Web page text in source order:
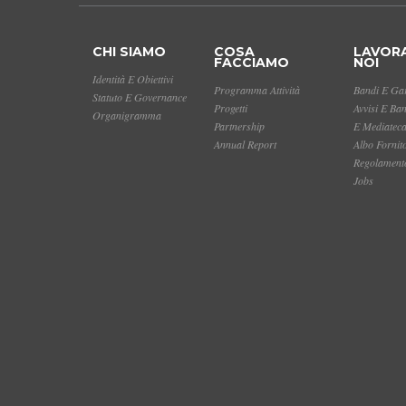
CHI SIAMO
Identità E Obiettivi
Statuto E Governance
Organigramma
COSA
FACCIAMO
Programma Attività
Progetti
Partnership
Annual Report
NOI
Bandi E
Avvisi E
E Mediateca
Albo
Jobs